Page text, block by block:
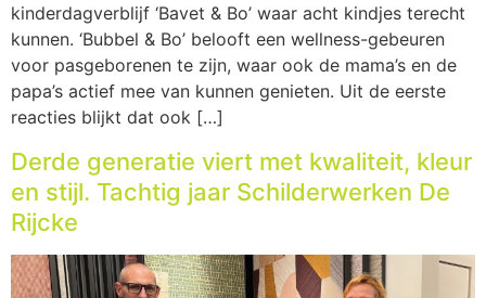
kinderdagverblijf ‘Bavet & Bo’ waar acht kindjes terecht
kunnen. ‘Bubbel & Bo’ belooft een wellness-gebeuren
voor pasgeborenen te zijn, waar ook de mama’s en de
papa’s actief mee van kunnen genieten. Uit de eerste
reacties blijkt dat ook […]
Derde generatie viert met kwaliteit, kleur
en stijl. Tachtig jaar Schilderwerken De
Rijcke